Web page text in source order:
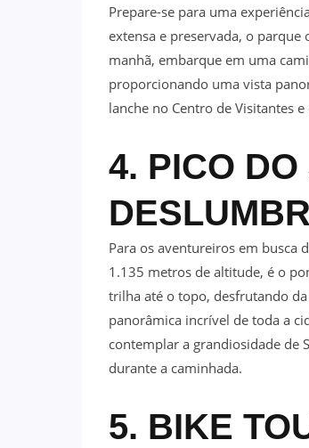
Prepare-se para uma
extensa e preservada, o
manhã, embarque em uma
proporcionando uma vista
lanche no Centro de Visitantes
4. PICO
Para os aventureiros em busca
1.135 metros de altitude, é o
trilha até o topo, desfrutando
panorâmica incrível de toda a
contemplar a grandiosidade de
durante a caminhada.
5. BIKE